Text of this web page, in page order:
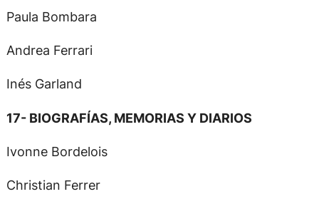
Paula Bombara
Andrea Ferrari
Inés Garland
17- BIOGRAFÍAS, MEMORIAS Y DIARIOS
Ivonne Bordelois
Christian Ferrer